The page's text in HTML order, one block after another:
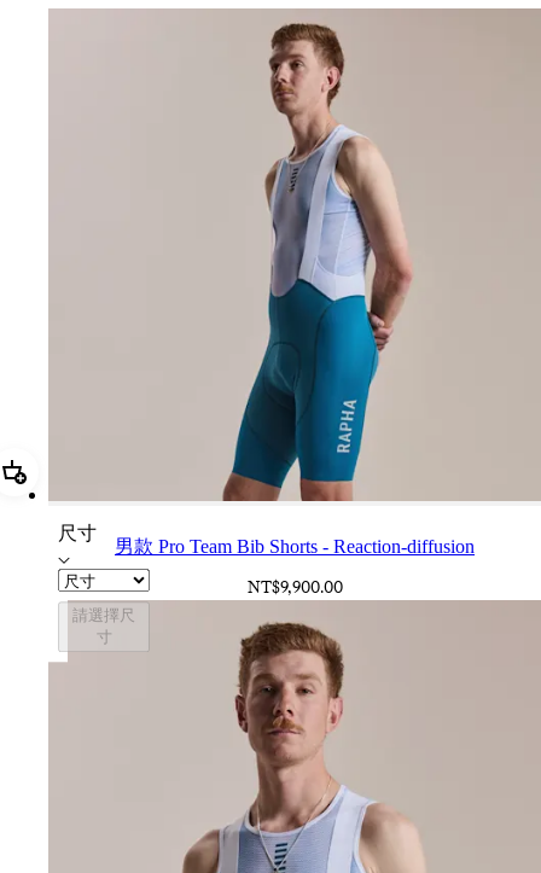
加進購物籃 男款 Pro Team Bib Shorts - Reaction-diffusion
尺寸
請選擇尺
寸
男款 Pro Team Bib Shorts - Reaction-diffusion
NT$9,900.00